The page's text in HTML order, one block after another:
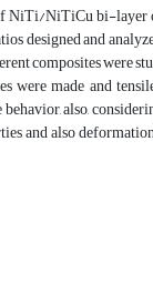
NiTi/NiTiCu bi-
designed and
composites were
made and
also,
also deformation